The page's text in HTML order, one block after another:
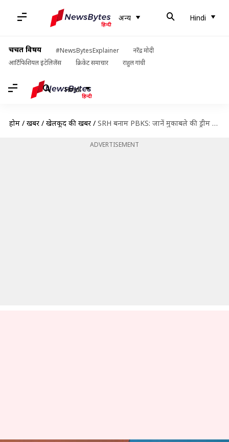
अन्य Hindi
चर्चित विषय #NewsBytesExplainer
नरेंद्र मोदी
आर्टिफिशियल इंटेलिजेंस
क्रिकेट समाचार राहुल गांधी
Hindi
होम / खबरें / खेलकूद की खबरें / SRH बनाम PBKS: जानें मुकाबले की ड्रीम इलेवन, मैच प्रीव्यू और अन्य अहम आंकड़े
ADVERTISEMENT